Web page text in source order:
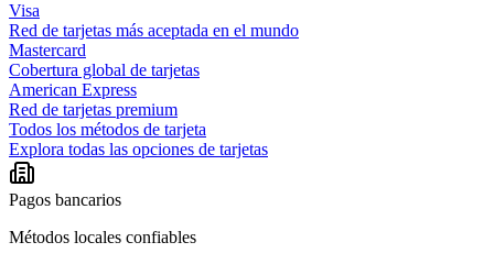
Visa
Red de tarjetas más aceptada en el mundo
Mastercard
Cobertura global de tarjetas
American Express
Red de tarjetas premium
Todos los métodos de tarjeta
Explora todas las opciones de tarjetas
Pagos bancarios
Métodos locales confiables